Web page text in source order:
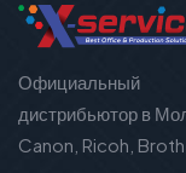
Официальный
дистрибьютор в
Canon, Ricoh,